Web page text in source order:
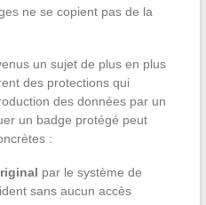
ne se copient pas de la
un sujet de plus en plus
des protections qui
des données par un
un badge protégé peut
:
par le système de
sans aucun accès